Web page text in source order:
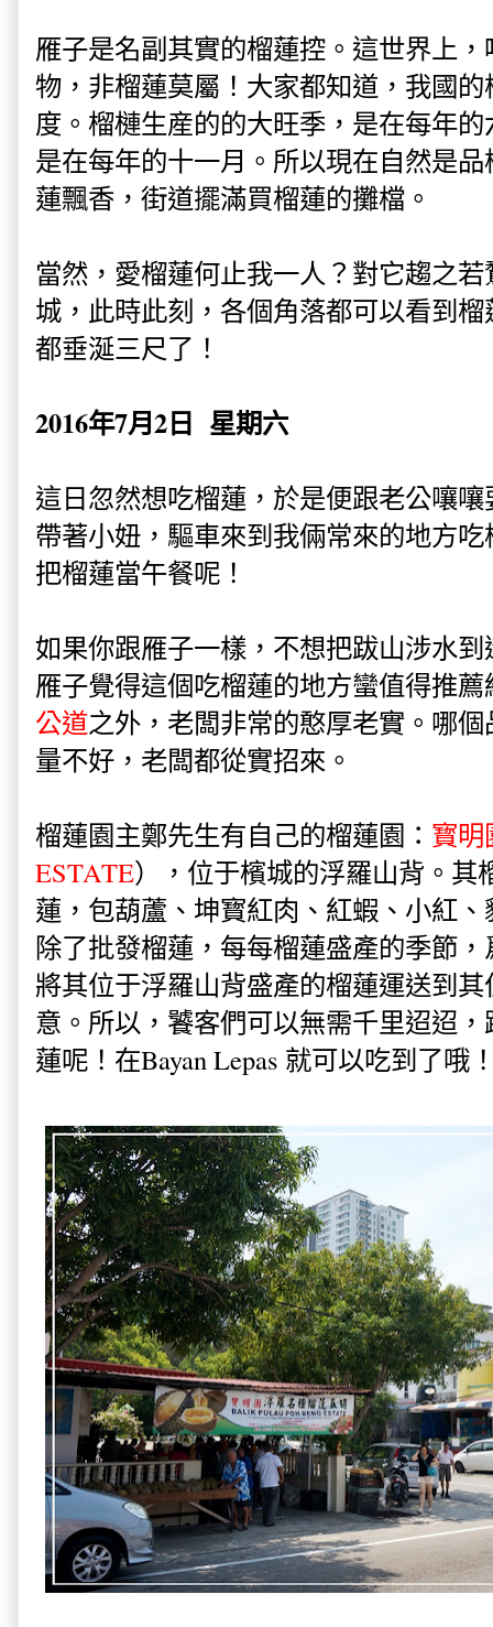
雁子是名副其實的榴蓮控。這世界上
物，非榴蓮莫屬！大家都知道，我國
度。榴槤生産的的大旺季，是在每年
是在每年的十一月。所以現在自然是
蓮飄香，街道擺滿買榴蓮的攤檔。
當然，愛榴蓮何止我一人？對它趨之
城，此時此刻，各個角落都可以看到
都垂涎三尺了！
2016年7月2日 星期六
這日忽然想吃榴蓮，於是便跟老公嚷
帶著小妞，驅車來到我倆常來的地方
把榴蓮當午餐呢！
如果你跟雁子一樣，不想把跋山涉水
雁子覺得這個吃榴蓮的地方蠻值得推
公道之外，老闆非常的憨厚老實。哪
量不好，老闆都從實招來。
榴蓮園主鄭先生有自己的榴蓮園： 寳明
ESTATE） ，位于檳城的浮羅山背。 其
蓮，包葫蘆、坤寳紅肉、紅蝦 、小紅
除了批發榴蓮，每每榴蓮盛產的季節
將其位于浮羅山背盛產的榴蓮運送到其
意。所以，饕客們可以無需千里迢迢
蓮呢！在Bayan Lepas 就可以吃到了哦